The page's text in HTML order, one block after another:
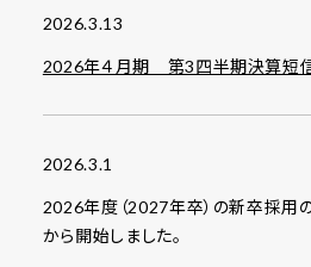
2026.3.13
2026年４月期 第3四半期決算短
2026.3.1
2026年度（2027年卒）の新卒採
から開始しました。